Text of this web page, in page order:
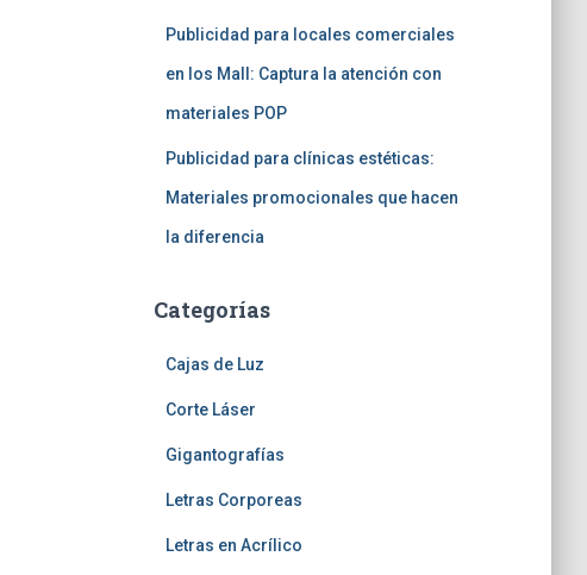
Publicidad para locales comerciales
en los Mall: Captura la atención con
materiales POP
Publicidad para clínicas estéticas:
Materiales promocionales que hacen
la diferencia
Categorías
Cajas de Luz
Corte Láser
Gigantografías
Letras Corporeas
Letras en Acrílico